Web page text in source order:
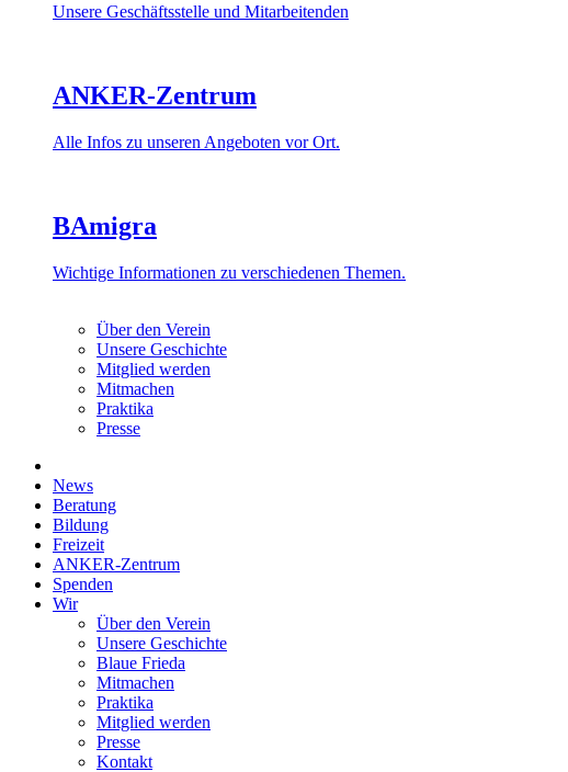
Unsere Geschäftsstelle und Mitarbeitenden
ANKER-Zentrum
Alle Infos zu unseren Angeboten vor Ort.
BAmigra
Wichtige Informationen zu verschiedenen Themen.
Über den Verein
Unsere Geschichte
Mitglied werden
Mitmachen
Praktika
Presse
News
Beratung
Bildung
Freizeit
ANKER-Zentrum
Spenden
Wir
Über den Verein
Unsere Geschichte
Blaue Frieda
Mitmachen
Praktika
Mitglied werden
Presse
Kontakt